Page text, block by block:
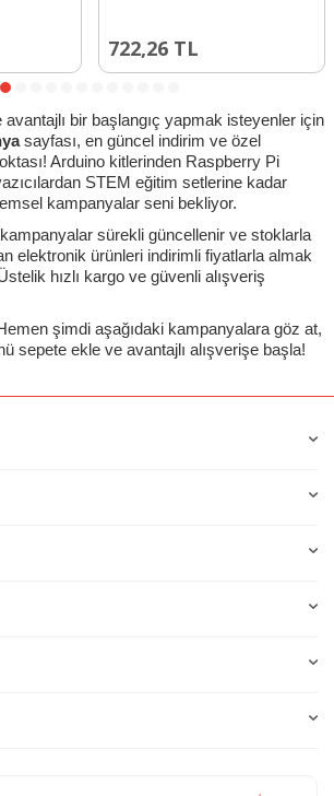
722,26TL
avantajlı bir başlangıç yapmak isteyenler için
sayfası, en güncel indirim ve özel
Arduino kitlerinden Raspberry Pi
STEM eğitim setlerine kadar
kampanyalar seni bekliyor.
sürekli güncellenir ve stoklarla
elektronik ürünleri indirimli fiyatlarla almak
hızlı kargo ve güvenli alışveriş
şimdi aşağıdaki kampanyalara göz at,
sepete ekle ve avantajlı alışverişe başla!